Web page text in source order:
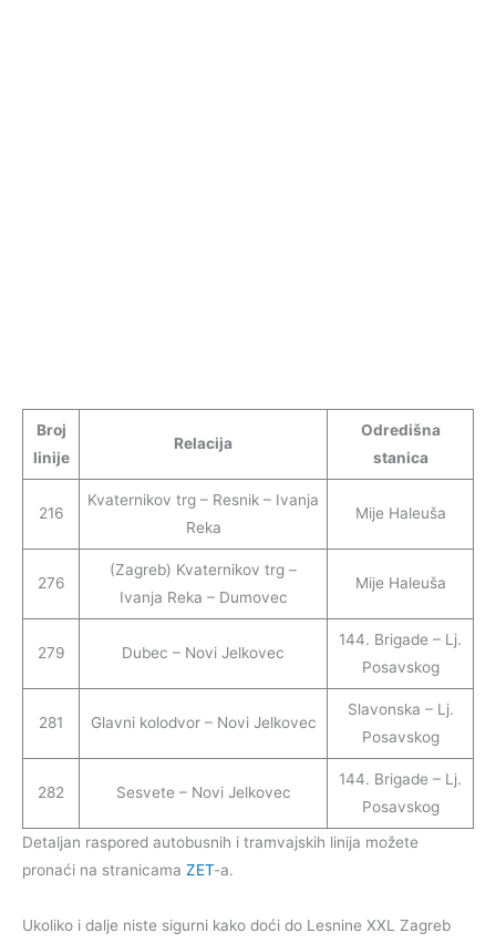
Broj
linije
Relacija
Odredišna
stanica
216
Kvaternikov trg – Resnik – Ivanja
Reka
Mije Haleuša
276
(Zagreb) Kvaternikov trg –
Ivanja Reka – Dumovec
Mije Haleuša
279 Dubec – Novi Jelkovec
144. Brigade – Lj.
Posavskog
281 Glavni kolodvor – Novi Jelkovec
Slavonska – Lj.
Posavskog
282 Sesvete – Novi Jelkovec
144. Brigade – Lj.
Posavskog
Detaljan raspored autobusnih i tramvajskih linija možete
pronaći na stranicama ZET-a.
Ukoliko i dalje niste sigurni kako doći do Lesnine XXL Zagreb